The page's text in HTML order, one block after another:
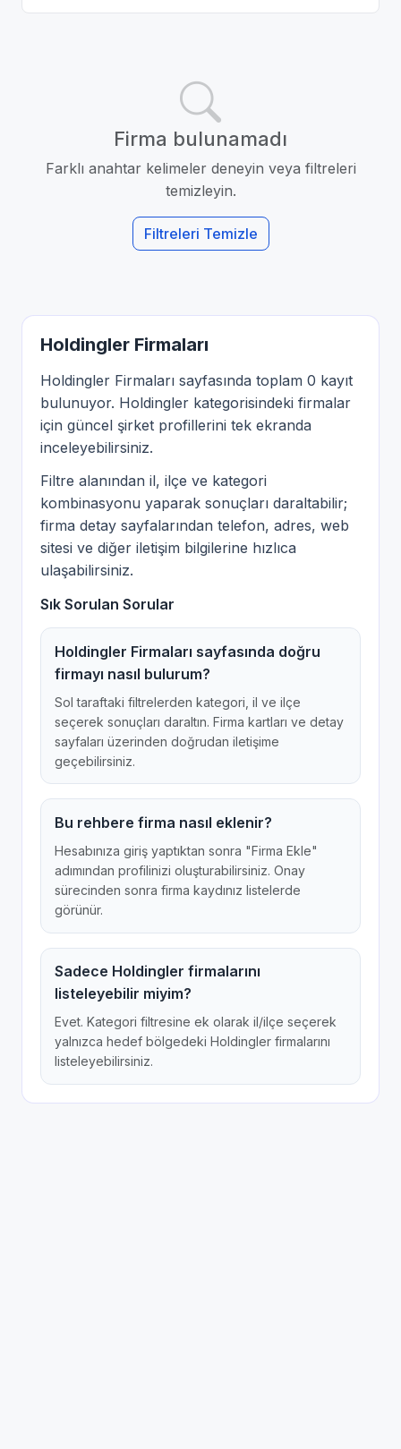
Firma bulunamadı
Farklı anahtar kelimeler deneyin veya filtreleri
temizleyin.
Filtreleri Temizle
Holdingler Firmaları
Holdingler Firmaları sayfasında toplam 0 kayıt
bulunuyor. Holdingler kategorisindeki firmalar
için güncel şirket profillerini tek ekranda
inceleyebilirsiniz.
Filtre alanından il, ilçe ve kategori
kombinasyonu yaparak sonuçları daraltabilir;
firma detay sayfalarından telefon, adres, web
sitesi ve diğer iletişim bilgilerine hızlıca
ulaşabilirsiniz.
Sık Sorulan Sorular
Holdingler Firmaları sayfasında doğru
firmayı nasıl bulurum?
Sol taraftaki filtrelerden kategori, il ve ilçe
seçerek sonuçları daraltın. Firma kartları ve detay
sayfaları üzerinden doğrudan iletişime
geçebilirsiniz.
Bu rehbere firma nasıl eklenir?
Hesabınıza giriş yaptıktan sonra "Firma Ekle"
adımından profilinizi oluşturabilirsiniz. Onay
sürecinden sonra firma kaydınız listelerde
görünür.
Sadece Holdingler firmalarını
listeleyebilir miyim?
Evet. Kategori filtresine ek olarak il/ilçe seçerek
yalnızca hedef bölgedeki Holdingler firmalarını
listeleyebilirsiniz.